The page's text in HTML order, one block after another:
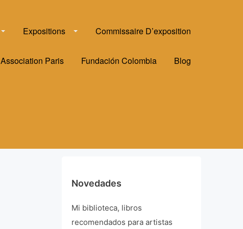
Expositions Commissaire D’exposition
Association Paris Fundación Colombia Blog
Novedades
Mi biblioteca, libros
recomendados para artistas